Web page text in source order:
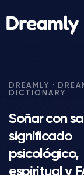
Soñar con
significado
psicológico,
espiritual y